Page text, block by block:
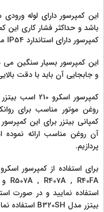
کمپرسور دارای استاندارد IP54 می باشد.
و جابجایی آن باید با دقت
روغن موتور مناسب برای
کمپانی بیتزر برای این
آن روغن مناسب ارائه نموده
پردازیم.
بیتزر مدل B320SH استفاده نمایید.